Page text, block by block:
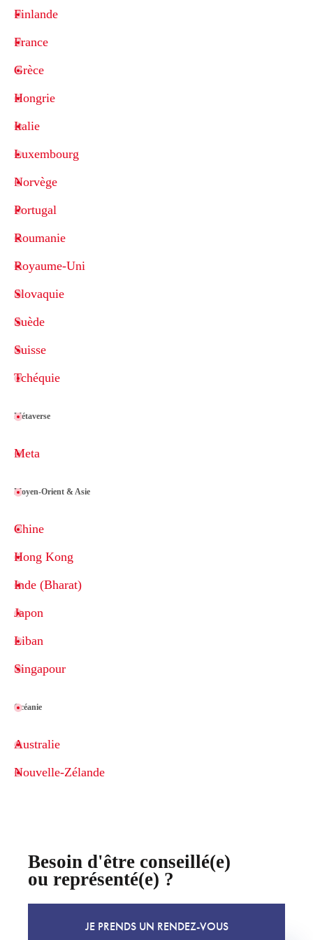
Finlande
France
Grèce
Hongrie
Italie
Luxembourg
Norvège
Portugal
Roumanie
Royaume-Uni
Slovaquie
Suède
Suisse
Tchéquie
Métaverse
Meta
Moyen-Orient & Asie
Chine
Hong Kong
Inde (Bharat)
Japon
Liban
Singapour
Océanie
Australie
Nouvelle-Zélande
Besoin d'être conseillé(e)
ou représenté(e) ?
JE PRENDS UN RENDEZ-VOUS